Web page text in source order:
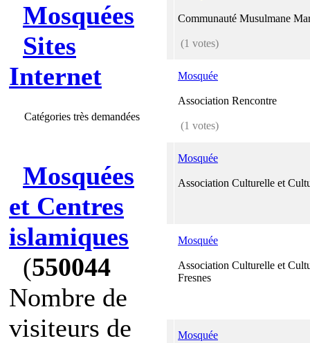
Mosquées
Sites
Internet
Catégories très demandées
Mosquées
et Centres
islamiques
(550044
Nombre de
visiteurs de
Communauté Musulmane
(1 votes)
Mosquée
Association Rencontre
(1 votes)
Mosquée
Association Culturelle et
Mosquée
Association Culturelle et
Fresnes
Mosquée